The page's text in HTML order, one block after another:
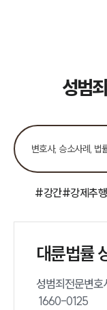
성범
#강간#강제추행
대륜법률
성범죄전문변호